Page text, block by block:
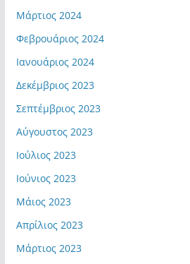
Μάρτιος 2024
Φεβρουάριος 2024
Ιανουάριος 2024
Δεκέμβριος 2023
Σεπτέμβριος 2023
Αύγουστος 2023
Ιούλιος 2023
Ιούνιος 2023
Μάιος 2023
Απρίλιος 2023
Μάρτιος 2023